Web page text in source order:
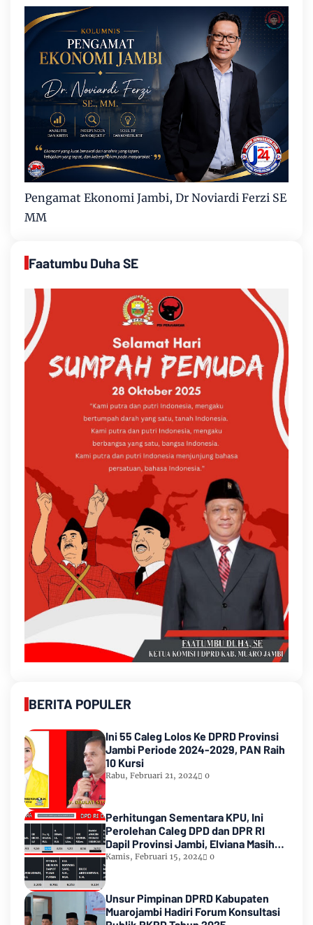
Pengamat Ekonomi Jambi, Dr Noviardi Ferzi SE
MM
Faatumbu Duha SE
BERITA POPULER
Ini 55 Caleg Lolos Ke DPRD Provinsi
Jambi Periode 2024-2029, PAN Raih
10 Kursi
Rabu, Februari 21, 2024 0
Perhitungan Sementara KPU, Ini
Perolehan Caleg DPD dan DPR RI
Dapil Provinsi Jambi, Elviana Masih
Urutan Kedua Teratas
Kamis, Februari 15, 2024 0
Unsur Pimpinan DPRD Kabupaten
Muarojambi Hadiri Forum Konsultasi